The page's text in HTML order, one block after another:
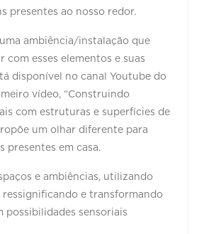
presentes ao nosso redor.
ambiência/instalação que
esses elementos e suas
disponível no canal Youtube do
vídeo, “Construindo
com estruturas e superfícies de
um olhar diferente para
presentes em casa.
e ambiências, utilizando
ressignificando e transformando
possibilidades sensoriais